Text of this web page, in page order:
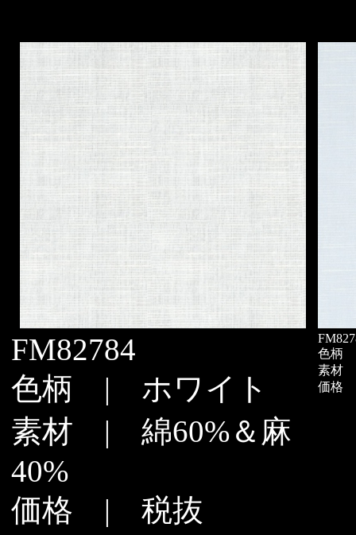
FM82784
色柄 | ホワイト
素材 | 綿60%＆麻
40%
価格 | 税抜
色柄
素材
価格 |